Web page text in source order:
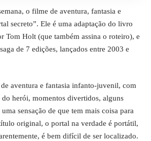
o filme de aventura, fantasia e
secreto”. Ele é uma adaptação do livro
Tom Holt (que também assina o roteiro), e
de 7 edições, lançados entre 2003 e
aventura e fantasia infanto-juvenil, com
do herói, momentos divertidos, alguns
sensação de que tem mais coisa para
original, o portal na verdade é portátil,
é bem difícil de ser localizado.